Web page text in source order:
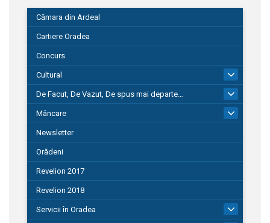
Cămara din Ardeal
Cartiere Oradea
Concurs
Cultural
De Facut, De Vazut, De spus mai departe…
580
Mâncare
Newsletter
Orădeni
Revelion 2017
Revelion 2018
Servicii în Oradea